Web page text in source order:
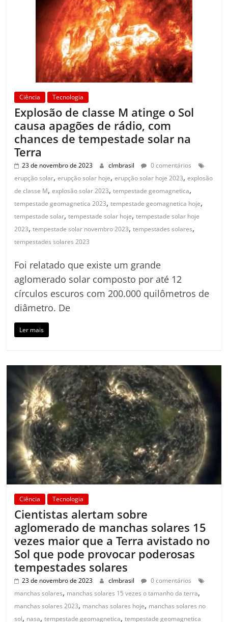
Ciência Tecnologia
Explosão de classe M atinge o Sol
causa apagões de rádio, com
chances de tempestade solar na
Terra
23 de novembro de 2023 clmbrasil
0 comentários
erupção solar,erupção solar hoje,erupção solar hoje 2023,explosão
de classe M,explosão solar 2023,tempestade geomagnetica,
tempestade geomagnetica 2023,tempestade geomagnetica hoje,
tempestade solar,tempestade solar hoje,tempestade solar hoje
2023,tempestade solar novembro 2023,tempestades solares,
tempestades solares 2023
Foi relatado que existe um grande
aglomerado solar composto por até 12
círculos escuros com 200.000 quilômetros de
diâmetro. De
Ler mais
Ciência Tecnologia
Cientistas alertam sobre
aglomerado de manchas solares 15
vezes maior que a Terra avistado no
Sol que pode provocar poderosas
tempestades solares
23 de novembro de 2023 clmbrasil
0 comentários
manchas solares, manchas solares 15 vezes o tamanho da terra,
manchas solares 2023, manchas solares hoje, manchas solares no
sol, nasa,tempestade geomagnetica,tempestade geomagnetica